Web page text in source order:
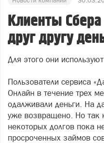
Клиенты
друг другу
Для этого они
Пользователи сервиса
Онлайн в течение трех
одалживали деньги. На
уже возвращено. Но так
некоторых долгов пока
просроченных займов